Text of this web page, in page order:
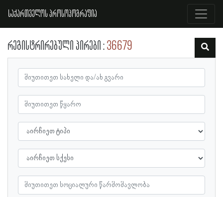
საქართველოს პროსოპოგრაფია
რეგისტრირებული პირები 36679